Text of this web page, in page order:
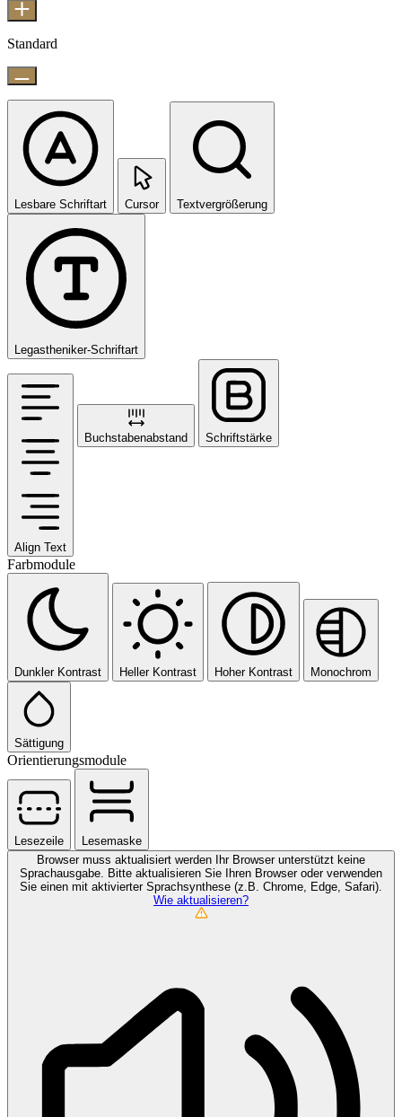
Standard
Lesbare Schriftart Cursor Textvergrößerung
Legastheniker-Schriftart
Align Text
Buchstabenabstand Schriftstärke
Farbmodule
Dunkler Kontrast Heller Kontrast Hoher Kontrast Monochrom
Sättigung
Orientierungsmodule
Lesezeile
Lesemaske
Browser muss aktualisiert werden
Ihr Browser unterstützt keine
Sprachausgabe. Bitte aktualisieren Sie Ihren Browser oder verwenden
Sie einen mit aktivierter Sprachsynthese (z.B. Chrome, Edge, Safari).
Wie aktualisieren?